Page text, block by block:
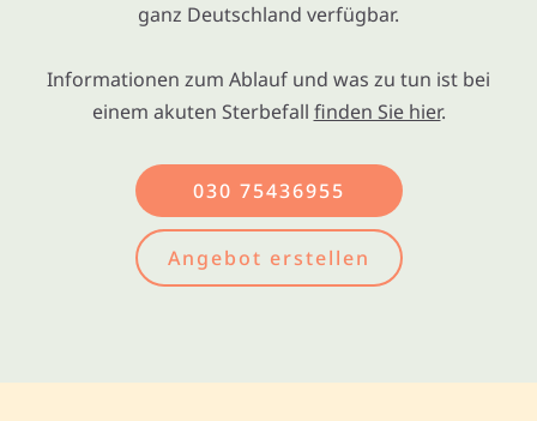
ganz Deutschland verfügbar.
Informationen zum Ablauf und was zu tun ist bei
einem akuten Sterbefall finden Sie hier.
030 75436955
Angebot erstellen